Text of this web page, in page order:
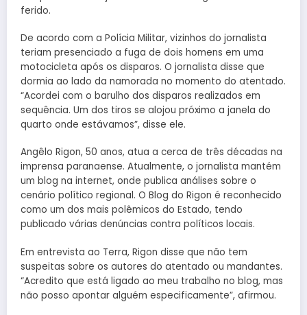
ferido.
De acordo com a Polícia Militar, vizinhos do jornalista
teriam presenciado a fuga de dois homens em uma
motocicleta após os disparos. O jornalista disse que
dormia ao lado da namorada no momento do atentado.
“Acordei com o barulho dos disparos realizados em
sequência. Um dos tiros se alojou próximo a janela do
quarto onde estávamos”, disse ele.
Angêlo Rigon, 50 anos, atua a cerca de três décadas na
imprensa paranaense. Atualmente, o jornalista mantém
um blog na internet, onde publica análises sobre o
cenário político regional. O Blog do Rigon é reconhecido
como um dos mais polêmicos do Estado, tendo
publicado várias denúncias contra políticos locais.
Em entrevista ao Terra, Rigon disse que não tem
suspeitas sobre os autores do atentado ou mandantes.
“Acredito que está ligado ao meu trabalho no blog, mas
não posso apontar alguém especificamente”, afirmou.